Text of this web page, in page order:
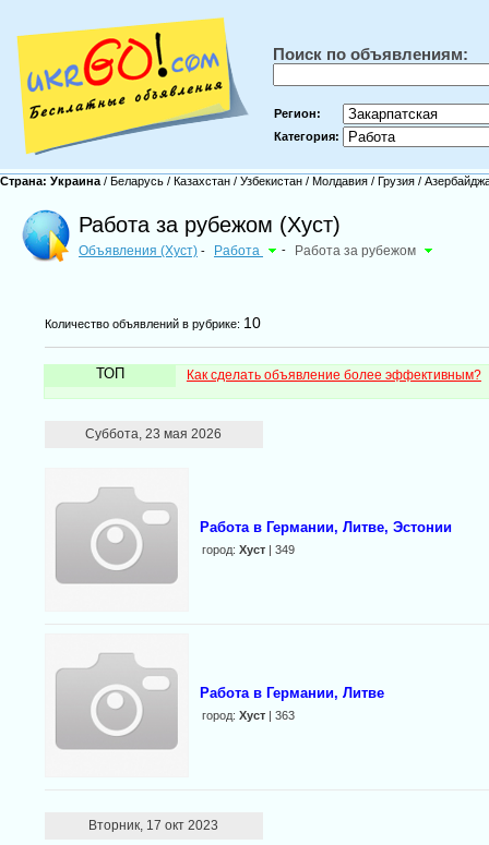
Поиск по объявлениям:
Регион:
Категория:
Страна: Украина / Беларусь / Казахстан / Узбекистан / Молдавия / Грузия /
Работа за рубежом (Хуст)
Объявления (Хуст) - Работа - Работа за рубежом
Количество объявлений в рубрике: 10
ТОП Как сделать объявление более эффективным?
Суббота, 23 мая 2026
Работа в Германии, Литве, Эстонии
город: Хуст| 349
Работа в Германии, Литве
город: Хуст| 363
Вторник, 17 окт 2023